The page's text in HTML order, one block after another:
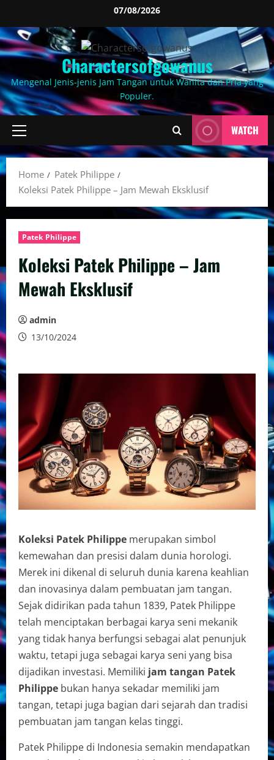
to
content
07/08/2026
Charactersofgowanus
Mengenal Jenis-jenis Jam Tangan untuk Wanita dan Pria yang
Populer.
Primary
Menu
WATCH
Home
Patek Philippe
Koleksi Patek Philippe – Jam Mewah Eksklusif
Patek Philippe
Koleksi Patek Philippe – Jam
Mewah Eksklusif
admin
13/10/2024
Koleksi Patek Philippe merupakan simbol
kemewahan dan presisi dalam dunia horologi.
Merek ini dikenal di seluruh dunia karena keahlian
dan inovasinya dalam pembuatan jam tangan.
Sejak didirikan pada tahun 1839, Patek Philippe
telah menciptakan berbagai karya seni mekanik
yang tidak hanya berfungsi sebagai alat penunjuk
waktu, tetapi juga sebagai karya seni yang bisa
dijadikan investasi. Memiliki jam tangan Patek
Philippe bukan hanya sekadar memiliki jam
tangan, tetapi juga bagian dari sejarah dan tradisi
pembuatan jam tangan kelas tinggi.
Patek Philippe di Indonesia semakin mendapatkan